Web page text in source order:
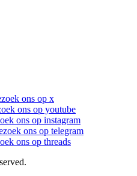
ons op x
ons op youtube
ons op instagram
ons op telegram
ons op threads